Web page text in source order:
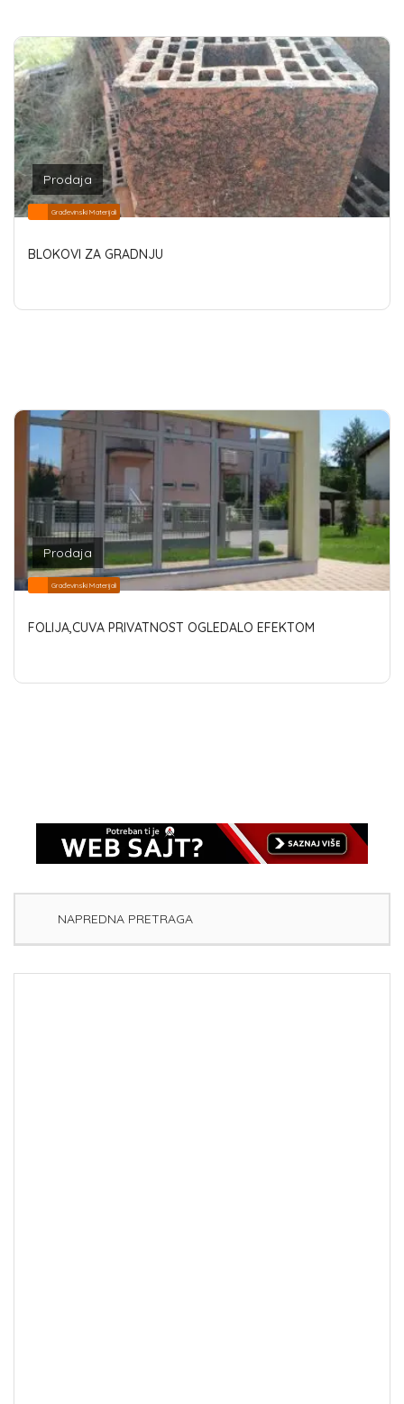
Prodaja
Građevinski Materijali
BLOKOVI ZA GRADNJU
Prodaja
Građevinski Materijali
FOLIJA,CUVA PRIVATNOST OGLEDALO EFEKTOM
NAPREDNA PRETRAGA